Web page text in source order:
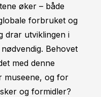
øker – både
forbruket og
drar utviklingen i
Behovet
med denne
museene, og for
og formidler?